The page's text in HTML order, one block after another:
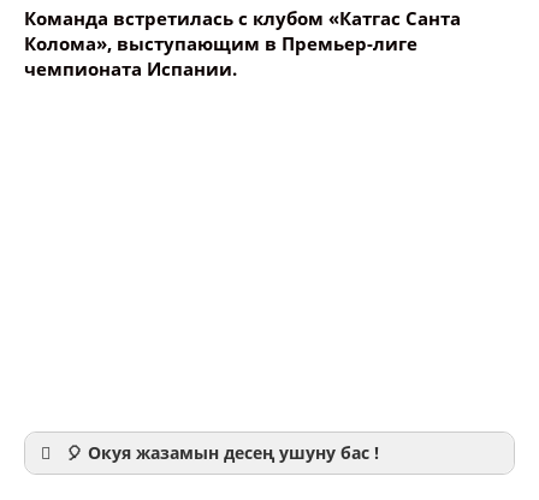
Команда встретилась с клубом «Катгас Санта
Колома», выступающим в Премьер-лиге
чемпионата Испании.
🎈 Окуя жазамын десең ушуну бас !